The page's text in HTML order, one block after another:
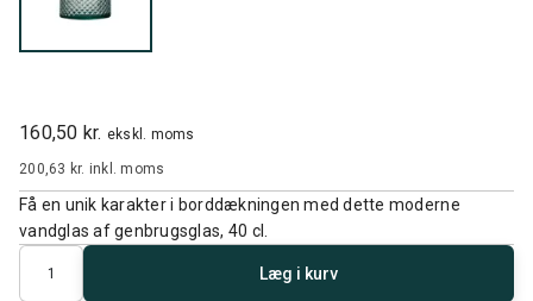
160,50 kr. ekskl. moms
200,63 kr. inkl. moms
Få en unik karakter i borddækningen med dette moderne
vandglas af genbrugsglas, 40 cl.
Antal
Læg i kurv